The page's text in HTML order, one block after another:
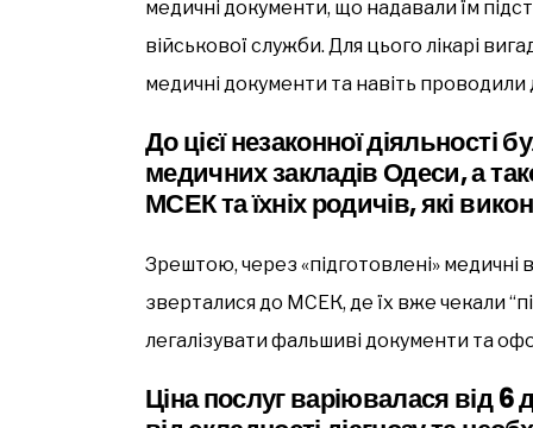
медичні документи, що надавали їм
військової служби. Для цього лікарі
медичні документи та навіть
До цієї незаконної діяльності
медичних закладів Одеси, а
МСЕК та їхніх родичів, які
Зрештою, через «підготовлені»
зверталися до МСЕК, де їх вже чекали
легалізувати фальшиві документи та
Ціна послуг варіювалася від